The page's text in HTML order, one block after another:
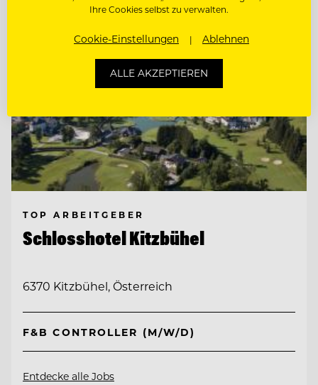
TOP ARBEITGEBER
Schlosshotel Kitzbühel
6370 Kitzbühel, Österreich
F&B CONTROLLER (M/W/D)
Entdecke alle Jobs
Ihre Cookies selbst zu verwalten.
Cookie-Einstellungen Ablehnen
ALLE AKZEPTIEREN